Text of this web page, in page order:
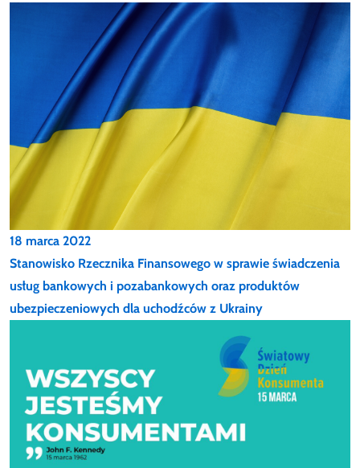
18 marca 2022
Stanowisko Rzecznika Finansowego w sprawie świadczenia
usług bankowych i pozabankowych oraz produktów
ubezpieczeniowych dla uchodźców z Ukrainy